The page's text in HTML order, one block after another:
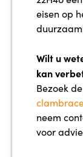
eisen op
Wilt u
kan
Bezoek
neem
voor